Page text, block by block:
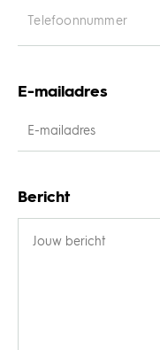
E-mailadres
Bericht